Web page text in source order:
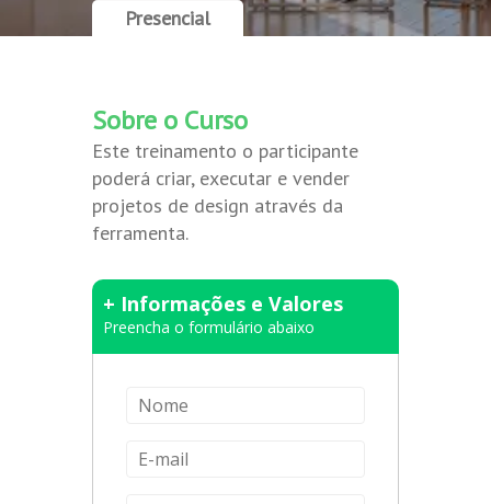
Presencial
Sobre o Curso
Este treinamento o participante
poderá criar, executar e vender
projetos de design através da
ferramenta.
+ Informações e Valores
Preencha o formulário abaixo